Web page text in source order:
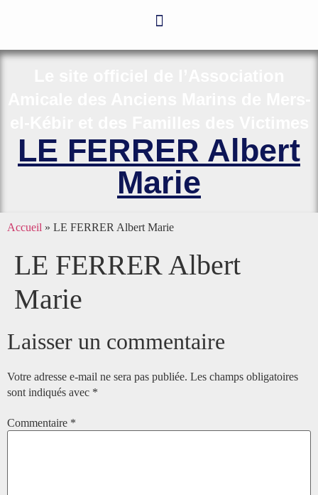
LE FERRER Albert
Marie
Accueil » LE FERRER Albert Marie
LE FERRER Albert
Marie
Laisser un commentaire
Votre adresse e-mail ne sera pas publiée. Les champs obligatoires
sont indiqués avec *
Commentaire *